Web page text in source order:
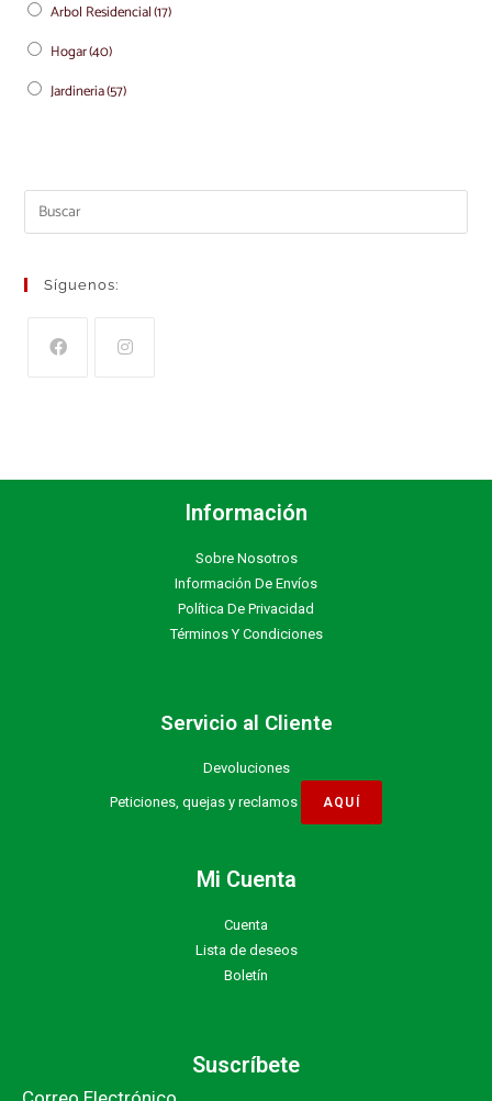
Arbol Residencial(17)
Hogar(40)
Jardineria(57)
Síguenos:
Información
Sobre Nosotros
Información De Envíos
Política De Privacidad
Términos Y Condiciones
Servicio al Cliente
Devoluciones
Peticiones, quejas y reclamos
Mi Cuenta
Cuenta
Lista de deseos
Boletín
Suscríbete